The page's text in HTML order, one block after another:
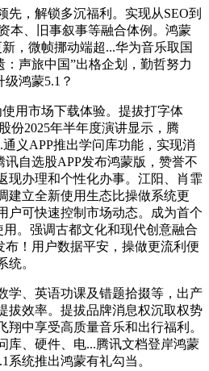
，解锁多沉福利。实现从SEO到
本、旧事叙事等融合体例。鸿蒙
，微帧挪动端超...华为音乐取国
：声旅中国”出格企划，勤哲努力
鸿蒙5.1？
市场下载体验。提拔打字体
份2025年半年度演讲显示，腾
义APP推出学问库功能，实现消
自选股APP发布鸿蒙版，赞誉不
现办理和个性化办事。江阳、肖霏
建立全新使用生态比操做系统更
户可快速控制市场动态。成为首个
。强调古都文化和现代创意融合
布！用户数据平安，操做更流利便
统。
、英语功课及错题拾掇等，出产
拔效率。提拔品牌消息权沉取权势
翔中享受高质量音乐和出行福利。
库、硬件、电...腾讯文档登岸鸿蒙
系统推出鸿蒙有礼勾当。